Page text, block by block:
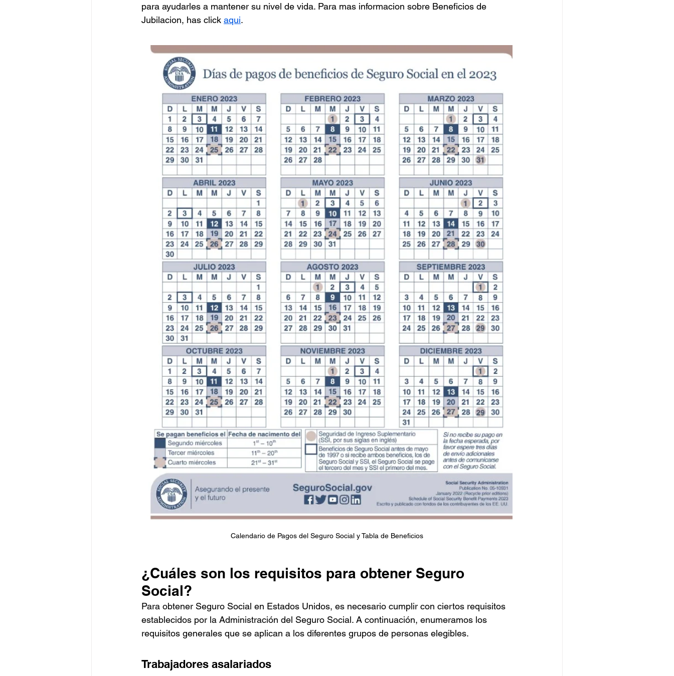
para ayudarles a mantener su nivel de vida. Para mas informacion sobre Beneficios de
Jubilacion, has click aqui.
Calendario de Pagos del Seguro Social y Tabla de Beneficios
¿Cuáles son los requisitos para obtener Seguro
Social?
Para obtener Seguro Social en Estados Unidos, es necesario cumplir con ciertos requisitos
establecidos por la Administración del Seguro Social. A continuación, enumeramos los
requisitos generales que se aplican a los diferentes grupos de personas elegibles.
Trabajadores asalariados